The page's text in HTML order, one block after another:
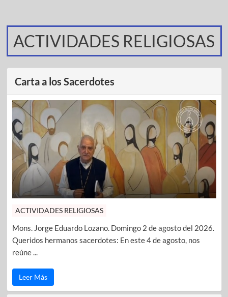
ACTIVIDADES RELIGIOSAS
Carta a los Sacerdotes
ACTIVIDADES RELIGIOSAS
Mons. Jorge Eduardo Lozano. Domingo 2 de agosto del 2026.
Queridos hermanos sacerdotes: En este 4 de agosto, nos
reúne ...
Leer Más